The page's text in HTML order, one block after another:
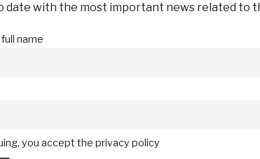
date with the most important news related to
name
you accept the privacy policy